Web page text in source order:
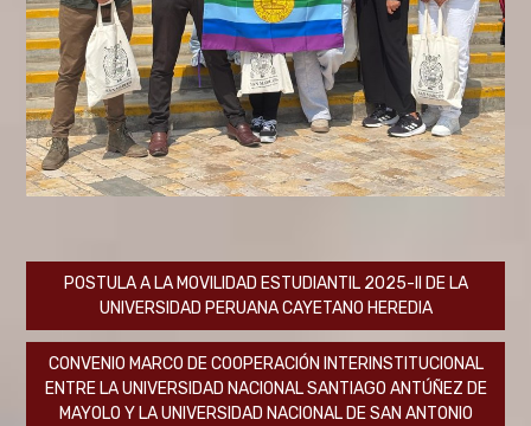
Navegación
de
entradas
POSTULA A LA MOVILIDAD ESTUDIANTIL 2025-II DE LA
UNIVERSIDAD PERUANA CAYETANO HEREDIA
CONVENIO MARCO DE COOPERACIÓN INTERINSTITUCIONAL
ENTRE LA UNIVERSIDAD NACIONAL SANTIAGO ANTÚÑEZ DE
MAYOLO Y LA UNIVERSIDAD NACIONAL DE SAN ANTONIO